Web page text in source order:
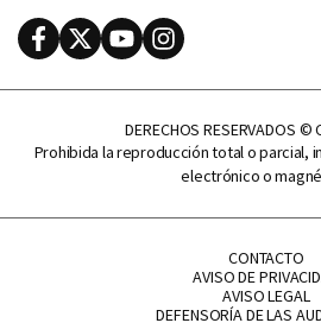
FacebookTwitterYoutubeInstagram
DERECHOS RESERVADOS ©
Prohibida la reproducción total o parcial,
electrónico o
CONTACTO
AVISO DE
AVISO LEGAL
DEFENSORÍA DE LAS